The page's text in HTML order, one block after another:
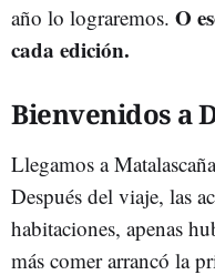
año lo lograremos. O
cada edición.
Bienvenidos a
Llegamos a
Después del viaje, las
habitaciones, apenas
más comer arrancó la